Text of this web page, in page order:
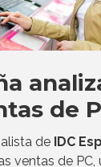
de
de IDC
ventas de PC,